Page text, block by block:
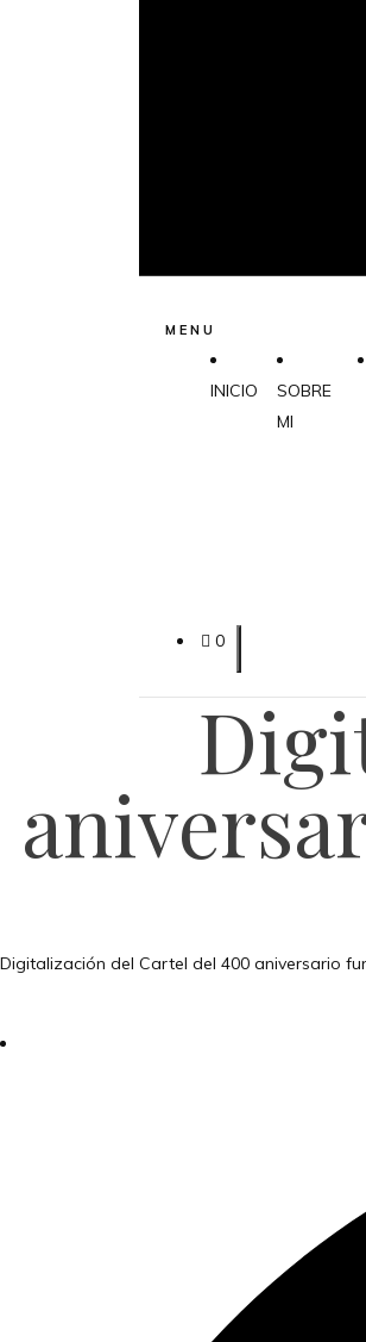
MENU
INICIO
SOBRE
MI
0
Digitalización del Cartel del 400 aniversario